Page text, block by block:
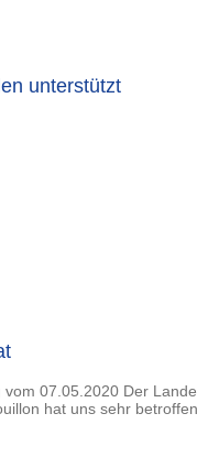
unterstützt
vom 07.05.2020 Der
hat uns sehr